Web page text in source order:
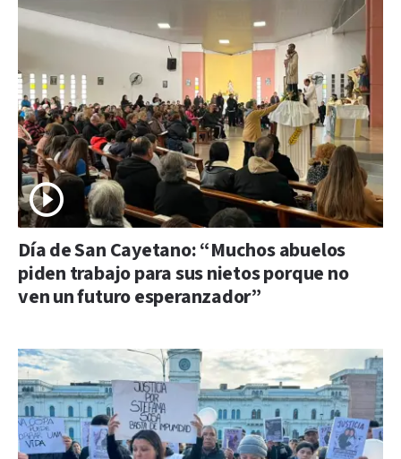
Día de San Cayetano: “Muchos abuelos
piden trabajo para sus nietos porque no
ven un futuro esperanzador”